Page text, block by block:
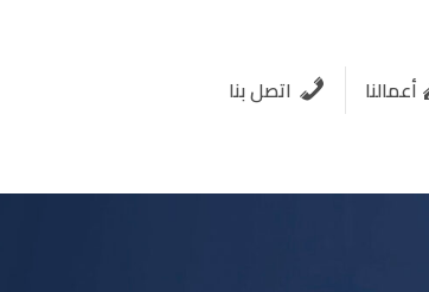
أعمالنا اتصل بنا